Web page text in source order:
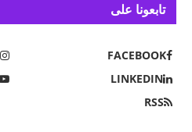
تابعونا على
FACEBOOK
LINKEDIN
RSS